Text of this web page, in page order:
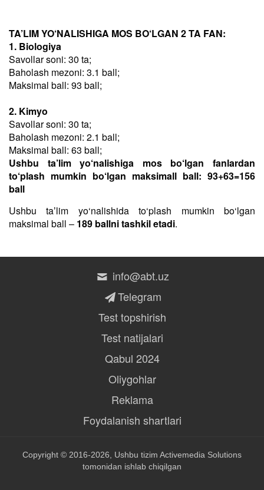
TA’LIM YO‘NALISHIGA MOS BO‘LGAN 2 TA FAN:
1. Biologiya
Savollar soni: 30 ta;
Baholash mezoni: 3.1 ball;
Maksimal ball: 93 ball;
2. Kimyo
Savollar soni: 30 ta;
Baholash mezoni: 2.1 ball;
Maksimal ball: 63 ball;
Ushbu ta’lim yo‘nalishiga mos bo‘lgan fanlardan
to‘plash mumkin bo‘lgan maksimall ball: 93+63=156
ball
Ushbu taʼlim yo‘nalishida to‘plash mumkin bo‘lgan
maksimal ball – 189 ballni tashkil etadi.
info@abt.uz
Telegram
Test topshirish
Test natijalari
Qabul 2024
Oliygohlar
Reklama
Foydalanish shartlari
Copyright © 2016-2026, Ushbu tizim Activemedia Solutions
tomonidan ishlab chiqilgan